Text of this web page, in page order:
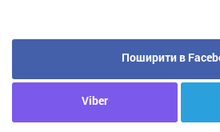
Поширити в
Viber